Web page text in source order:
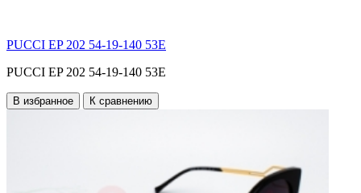
PUCCI EP 202 54-19-140 53E
PUCCI EP 202 54-19-140 53E
В избранное К сравнению